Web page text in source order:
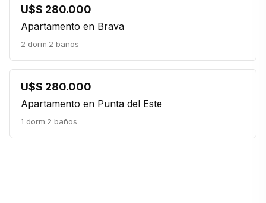
U$S 280.000
Apartamento en Brava
2 dorm.2 baños
U$S 280.000
Apartamento en Punta del Este
1 dorm.2 baños